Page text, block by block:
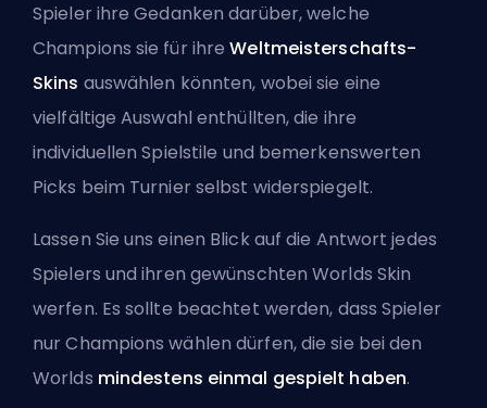
Spieler ihre Gedanken darüber, welche
Champions sie für ihreWeltmeisterschafts-
Skins auswählen könnten, wobei sie eine
vielfältige Auswahl enthüllten, die ihre
individuellen Spielstile und bemerkenswerten
Picks beim Turnier selbst widerspiegelt.
Lassen Sie uns einen Blick auf die Antwort jedes
Spielers und ihren gewünschten Worlds Skin
werfen. Es sollte beachtet werden, dass Spieler
nur Champions wählen dürfen, die sie bei den
Worlds mindestens einmal gespielt haben.